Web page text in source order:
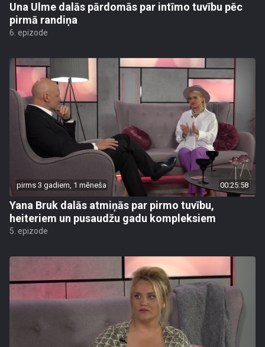
Una Ulme dalās pārdomās par intīmo tuvību pēc
pirmā randiņa
6. epizode
pirms 3 gadiem, 1 mēneša 00:25:58
Yana Bruk dalās atmiņās par pirmo tuvību,
heiteriem un pusaudžu gadu kompleksiem
5. epizode